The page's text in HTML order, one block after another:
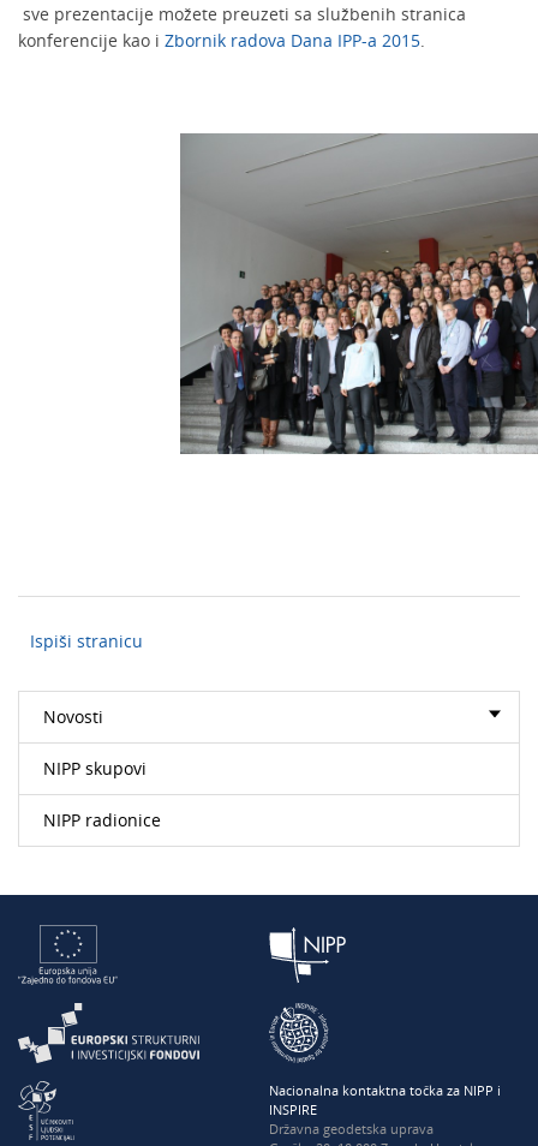
sve prezentacije možete preuzeti sa službenih stranica
konferencije kao i Zbornik radova Dana IPP-a 2015.
Ispiši stranicu
Novosti
NIPP skupovi
NIPP radionice
Nacionalna kontaktna točka za NIPP i
INSPIRE
Državna geodetska uprava